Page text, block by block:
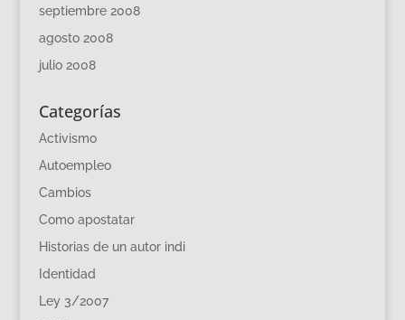
septiembre 2008
agosto 2008
julio 2008
Categorías
Activismo
Autoempleo
Cambios
Como apostatar
Historias de un autor indi
Identidad
Ley 3/2007